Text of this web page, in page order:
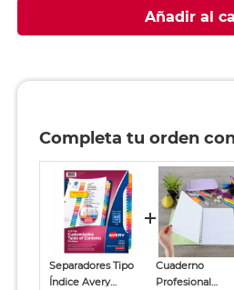
Añadir al
Completa tu orden
Separadores Tipo
Índice Avery
Cuaderno
Profesional